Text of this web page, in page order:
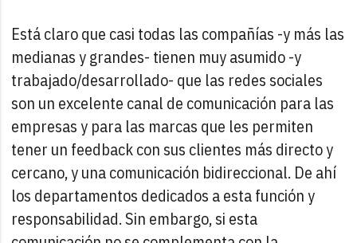
Está claro que casi todas las compañías -y más las
medianas y grandes- tienen muy asumido -y
trabajado/desarrollado- que las redes sociales
son un excelente canal de comunicación para las
empresas y para las marcas que les permiten
tener un feedback con sus clientes más directo y
cercano, y una comunicación bidireccional. De ahí
los departamentos dedicados a esta función y
responsabilidad. Sin embargo, si esta